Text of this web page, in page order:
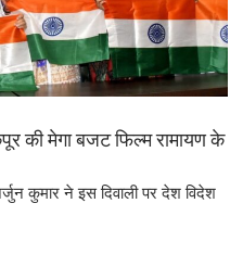
की मेगा बजट फिल्म रामायण के
कुमार ने इस दिवाली पर देश विदेश